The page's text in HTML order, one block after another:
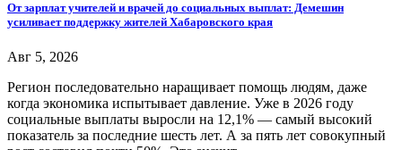
От зарплат учителей и врачей до социальных выплат: Демешин
усиливает поддержку жителей Хабаровского края
Авг 5, 2026
Регион последовательно наращивает помощь людям, даже
когда экономика испытывает давление. Уже в 2026 году
социальные выплаты выросли на 12,1% — самый высокий
показатель за последние шесть лет. А за пять лет совокупный